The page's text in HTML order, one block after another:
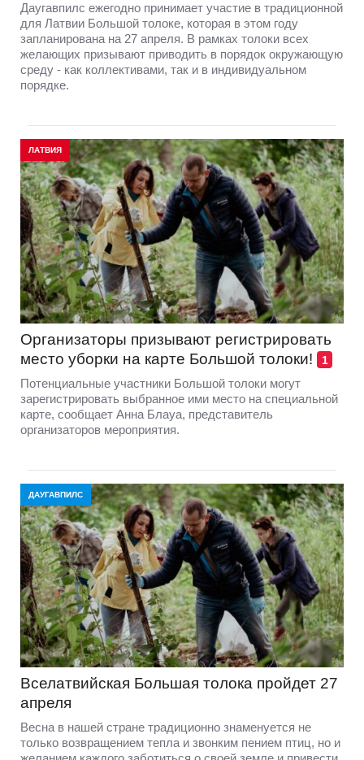
Даугавпилс ежегодно принимает участие в традиционной
для Латвии Большой толоке, которая в этом году
запланирована на 27 апреля. В рамках толоки всех
желающих призывают приводить в порядок окружающую
среду - как коллективами, так и в индивидуальном
порядке.
ЛАТВИЯ
Организаторы призывают регистрировать
место уборки на карте Большой толоки!
1
Потенциальные участники Большой толоки могут
зарегистрировать выбранное ими место на специальной
карте, сообщает Анна Блауа, представитель
организаторов мероприятия.
ДАУГАВПИЛС
Вселатвийская Большая толока пройдет 27
апреля
Весна в нашей стране традиционно знаменуется не
только возвращением тепла и звонким пением птиц, но и